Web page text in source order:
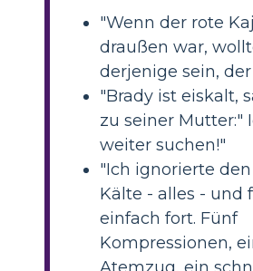
"Wenn der rote
draußen war,
derjenige sein, der
"Brady ist eiskalt,
zu seiner Mutter:"
weiter suchen!"
"Ich ignorierte
Kälte - alles - und
einfach fort. Fünf
Kompressionen,